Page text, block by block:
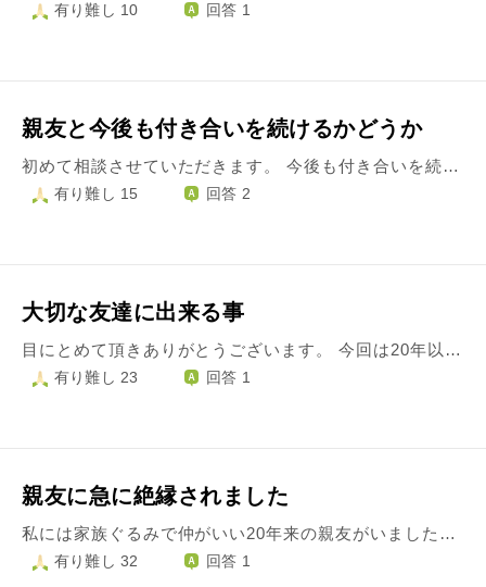
有り難し 10 回答 1
親友と今後も付き合いを続けるかどうか
初めて相談させていただきます。 今後も付き合いを続けるか悩んでいる親友がいます。 その親友と、私の元彼がお付き合い・同棲しているからです。 全員学生時代からの友人同士です。私は元彼に対し、学生時代から長く片思いしていました。私と元彼が付き合っていたのは7年前、親友が付き合い始めたのは3年前からだそうです。 これまで全く気付かず過ごしてきました。結婚するなら報告するつもりだったそうですが、その前に偶然二人が一緒にいるところを見てしまい、事実を知りました。 生々しい話で申し訳ないのですが、元彼とは男女の関係を持ちました。 そのせいか、親友の幸せを喜びたい一方で、「何故よりによって元彼なのか」という嫌悪感を抱いてしまいます。 私は振られた側で、傷つく言葉を言われた記憶もあり、元彼はできれば二度と会いたくないとまで思っていました。 長く片思いをしていたせいか、変にこじらせてしまった想いがあります。 そのことを親友も知っています。 知っているからこそ付き合っていると言えなかったのだろうとも思うのですが…親友に対し、不信感を抱いてしまう自分が嫌でたまりません。 私自身は、既婚で子どもも授かり現在幸せです。 幸せなのに、ふとした時にこのことを考えて、モヤモヤとしてしまいます。 親友のことも祝えない、自分も悶々としてしまう、それならばいっそ付き合いをやめてしまった方がいいのか…と悩んでいます。
有り難し 15 回答 2
大切な友達に出来る事
目にとめて頂きありがとうございます。 今回は20年以上の付き合いになる女友達の事について質問です。彼女とは高校で出会い友達になりました。三年間同じクラスで喧嘩や揉め事もありましたが楽しく過ごしました。短大も同じ学校へ入学しました。学部が違ったので今までの様に毎日一緒に行動するなどは出来なくなりました。そんな中彼女はだんだん学校に来ない日が増えていた様で、休学の末退学してしまいました。理由は未だに分かりません。 それでも私とは仲良くしてくれて時々遊んだりしていました。社会人になり私は働きだしましたが彼女はなかなか仕事が見つからない様子でした。それでも彼女なりに資格をとったり頑張って数年前一つの仕事に就く事が出来ました。しかしそこでパワハラの様なものを受け心療内科の先生と相談の末退職した様です。 その後も年賀状や手紙でやり取りをしてくれています。しかし今年の年賀状はお母様による代筆で届きました。年賀状をくれたことは嬉しいのですが「娘は体調が悪いので代筆しています」と書かれていて、大丈夫かなと心配です。友達として私に何か出来る事はないのかなと考えていますが、しんどいと言っているのにこちらからしつこい連絡すると逆に迷惑かなとか色々考えて､結局何も出来ていません。彼女に何か私が出来る事があるとすれば何だと思われますか？
有り難し 23 回答 1
親友に急に絶縁されました
私には家族ぐるみで仲がいい20年来の親友がいました。 私は作業療法士、親友（以下A）は看護師の道に進み、大学に入ってからはお互い忙しく、毎年していた誕プレ交換も無くなり、元々連絡不精のAということもあり徐々に会わなくなりました。 色んな事を相談し合い、時には喧嘩したり、…なんでも包み隠さずに過ごしました。 会わなくなってからも私は親友だと思っていましたし、私が23のときに鬱になってからも心配かけまいと、Aには連絡をしていませんでした。 そして結婚し…今年6月に母が末期癌で家に帰ってきた際は久しぶりにAに電話をかけました。（28歳です） 弱音は吐かず、終末期の看護について話して、また落ち着いたら会おうと昔のように笑い合って電話を切りました。 その数日後、母が亡くなった事を一言ラインするとお疲れ様と返ってきました。 そして先日、久しぶりにと思い、お礼も兼ねてAの誕生日にラインギフトを送りました。誕生日メッセージも。ですが、数日経っても既読がつきません。おかしいなと思いAの母親にラインを見るように伝えて（Aは実家暮らし）、返信も来なかったのですがAの既読がつきました。 ですが返事が返ってこず受け取りがありません。 受け取ってくださーい！と、砕けた文章を送り、電話を入れました。電話は出ず、すぐに「取り損ねた」とラインが。 ギフトどうぞとチャットで言うと、（ショックすぎて正確な文章は忘れましたが）以下の内容が届きました。 何故物を送られるかわからない 貴方が何を考えているのか理解不能 気持ち悪いから受け取れない 貴方と連絡することが正直しんどい 連絡をもうしないでほしい こんな内容でした。 私は訳が分からず、まだ母親のことで鬱がぶり返しかけていたのが一気にきてパニックで泣き崩れていたら、見かねた旦那が代わりに電話を掛けました。 Aが出て、旦那が名乗ったところ聞いたこともないくらい強い口調で 今仕事中なんですけど。貴方には関係ない。そもそも個人情報を勝手にバラされて非常に気分悪い。わざと離れたくて傷つけることを言った。 と。 要約するとこのような話です。Aがこんなことを言うはずがないとショックで…怒らせる心当たりもないしいくら仕事などで精神的に参っていても、私だったら親友を傷付けることをいいません。何が起こっているのか分からずショックです。もう連絡も取れないのです。
有り難し 32 回答 1